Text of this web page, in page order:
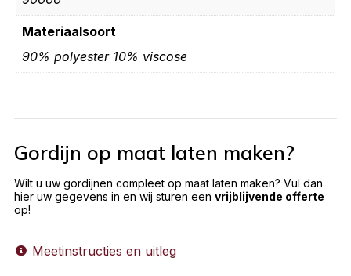
Materiaalsoort
90% polyester 10% viscose
Gordijn op maat laten maken?
Wilt u uw gordijnen compleet op maat laten maken? Vul dan
hier uw gegevens in en wij sturen een vrijblijvende offerte
op!
Meetinstructies en uitleg